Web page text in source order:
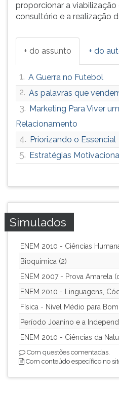
proporcionar a
consultório e a realização
+ do assunto + do
1. A Guerra no Futebol
2. As palavras que
3. Marketing Para Viver
Relacionamento
4. Priorizando o Essencial
5. Estratégias
Simulados
ENEM 2010 - Ciências
Bioquimica (2)
ENEM 2007 - Prova Amarela
ENEM 2010 - Linguagens,
Física - Nível Médio para
Período Joanino e a
ENEM 2010 - Ciências da
Com questões comentadas.
Com conteúdo específico no